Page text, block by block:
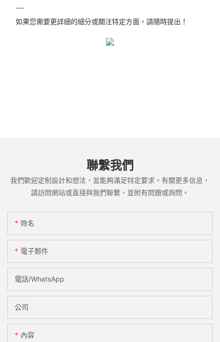
---
如果您需要更詳細的細分或關注特定方面，請隨時提出！
聯繫我們
我們歡迎定制設計和想法，並能夠滿足特定要求。有關更多信息，
請訪問網站或直接與我們聯繫，並附有問題或詢問。
姓名
電子郵件
電話/WhatsApp
公司
內容